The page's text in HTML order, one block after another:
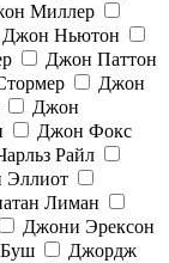
Миллер
Джон Ньютон
Джон Паттон
Джон
Джон
Джон Фокс
Райл
Эллиот
Лиман
Джони Эрексон
Джордж